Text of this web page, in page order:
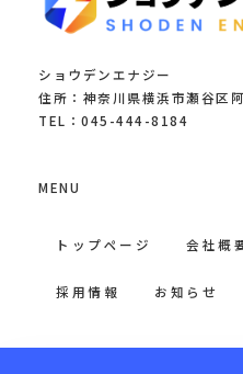
ショウデンエナジー
住所：神奈川県横浜市瀬谷区
TEL：045-444-8184
MENU
トップページ 会社概
採用情報 お知らせ